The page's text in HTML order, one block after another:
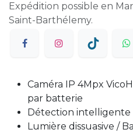
Expédition possible en
Saint-Barthélemy.
Caméra IP 4Mpx
par batterie
Détection
Lumière dissuasive /